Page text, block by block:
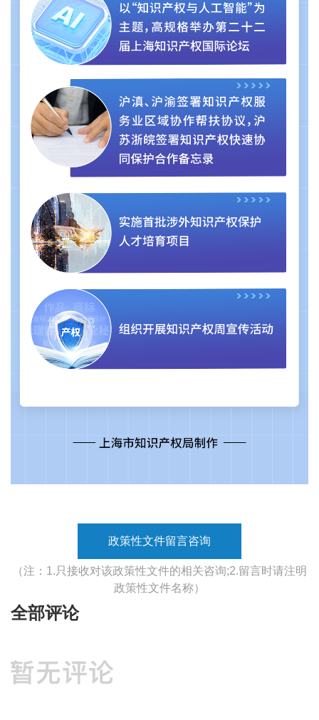
政策性文件留言咨询
（注：1.只接收对该政策性文件的相关咨询;2.留言时请注明
政策性文件名称）
全部评论